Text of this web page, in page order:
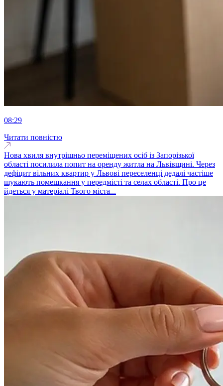
08:29
Читати повністю
Нова хвиля внутрішньо переміщених осіб із Запорізької
області посилила попит на оренду житла на Львівщині. Через
дефіцит вільних квартир у Львові переселенці дедалі частіше
шукають помешкання у передмісті та селах області. Про це
йдеться у матеріалі Твого міста...